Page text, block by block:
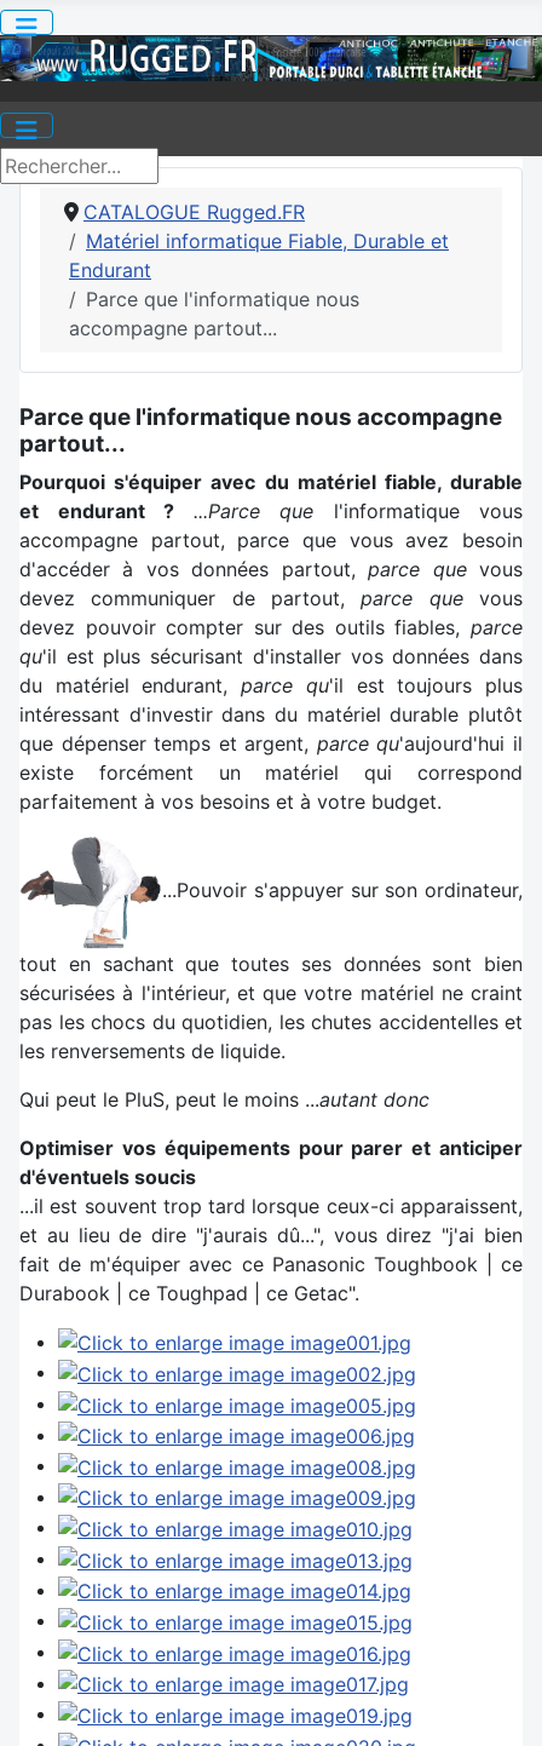
CATALOGUE Rugged.FR
Matériel informatique Fiable, Durable et
Endurant
Parce que l'informatique nous
accompagne partout...
Parce que l'informatique nous accompagne
partout...
Pourquoi s'équiper avec du matériel fiable, durable
et endurant ? ...Parce que l'informatique vous
accompagne partout, parce que vous avez besoin
d'accéder à vos données partout,parce quevous
devez communiquer de partout, parce quevous
devez pouvoir compter sur des outils fiables, parce
qu'il est plus sécurisant d'installer vos données dans
du matériel endurant,parce qu'il est toujours plus
intéressant d'investir dans du matériel durable plutôt
que dépenser temps et argent, parce qu'aujourd'hui il
existe forcément un matériel qui correspond
parfaitement à vos besoins et à votre budget.
...Pouvoir s'appuyer sur son ordinateur,
tout en sachant que toutes ses données sont bien
sécurisées à l'intérieur, et que votre matériel ne craint
pas les chocs du quotidien, les chutes accidentelles et
les renversements de liquide.
Qui peut le PluS, peut le moins ...autant donc
Optimiser vos équipements pour parer et anticiper
d'éventuels soucis
...il est souvent trop tard lorsque ceux-ci apparaissent,
et au lieu de dire "j'aurais dû...", vous direz "j'ai bien
fait de m'équiper avec ce Panasonic Toughbook | ce
Durabook | ce Toughpad | ce Getac".